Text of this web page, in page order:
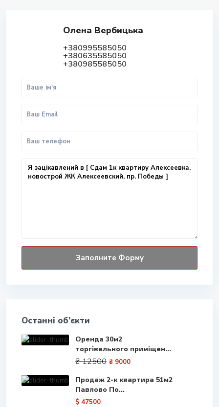
Олена Вербицька
+380995585050
+380635585050
+380985585050
Останні об’єкти
Оренда 30м2
торгівельного приміщен...
₴ 12500 ₴ 9000
Продаж 2-к квартира 51м2
Павлово По...
$ 47500